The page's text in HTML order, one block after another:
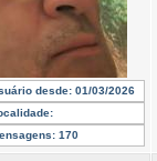
desde: 01/03/2026
170